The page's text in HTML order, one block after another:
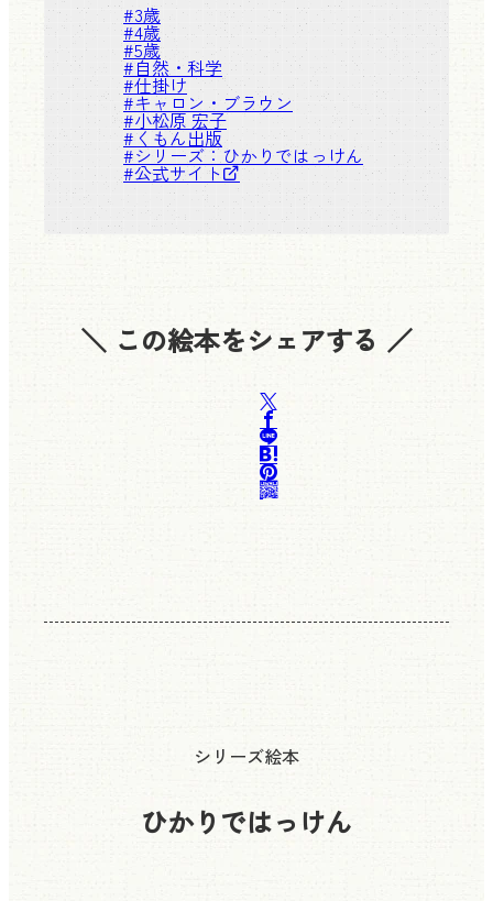
#3歳
#4歳
#5歳
#自然・科学
#仕掛け
#キャロン・ブラウン
#小松原 宏子
#くもん出版
#シリーズ：ひかりではっけん
#公式サイト
＼ この絵本をシェアする ／
シリーズ絵本
ひかりではっけん